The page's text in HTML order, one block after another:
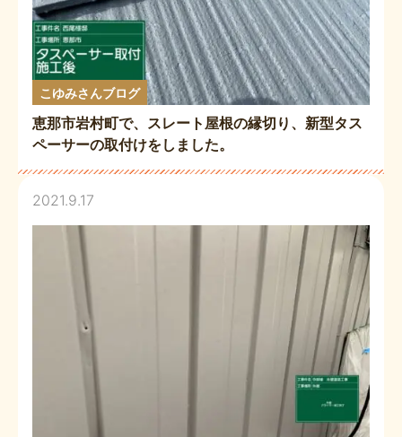
こゆみさんブログ
恵那市岩村町で、スレート屋根の縁切り、新型タス
ペーサーの取付けをしました。
2021.9.17